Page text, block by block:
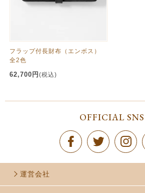
フラップ付長財布（エンボス）
全2色
62,700円 (税込)
OFFICIAL SNS
運営会社